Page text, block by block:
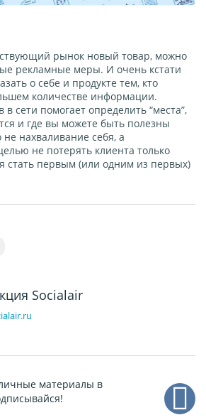
рынок новый товар, можно
рекламные меры. И очень кстати
о себе и продукте тем, кто
количестве информации.
сети помогает определить “места”,
и где вы можете быть полезны
нахваливание себя, а
не потерять клиента только
стать первым (или одним из первых)
Socialair
материалы в